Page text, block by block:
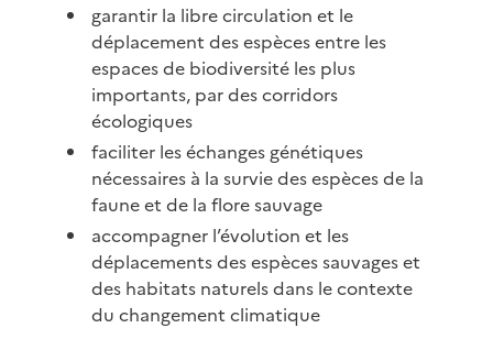
garantir la libre circulation et le
déplacement des espèces entre les
espaces de biodiversité les plus
importants, par des corridors
écologiques
faciliter les échanges génétiques
nécessaires à la survie des espèces de la
faune et de la flore sauvage
accompagner l’évolution et les
déplacements des espèces sauvages et
des habitats naturels dans le contexte
du changement climatique